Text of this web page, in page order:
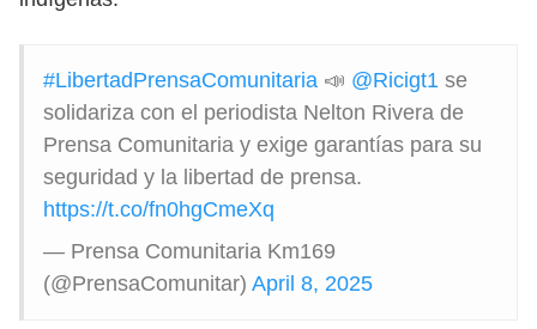
#LibertadPrensaComunitaria 📣 @Ricigt1 se
solidariza con el periodista Nelton Rivera de
Prensa Comunitaria y exige garantías para su
seguridad y la libertad de prensa.
https://t.co/fn0hgCmeXq
— Prensa Comunitaria Km169
(@PrensaComunitar) April 8, 2025